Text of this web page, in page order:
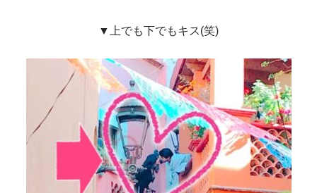
▼上でも下でもキス(笑)